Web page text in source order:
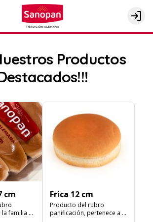
Login
Productos
cm
familia
Frica 12 cm
Producto del rubro
panificación, pertenece a la